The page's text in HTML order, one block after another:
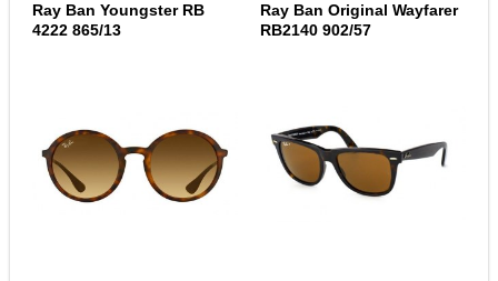
Ray Ban Youngster RB
4222 865/13
Ray Ban Original Wayfarer
RB2140 902/57